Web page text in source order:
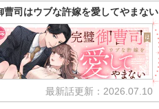
曹司はウブな許嫁を愛してやまない
最新話更新：2026.07.10